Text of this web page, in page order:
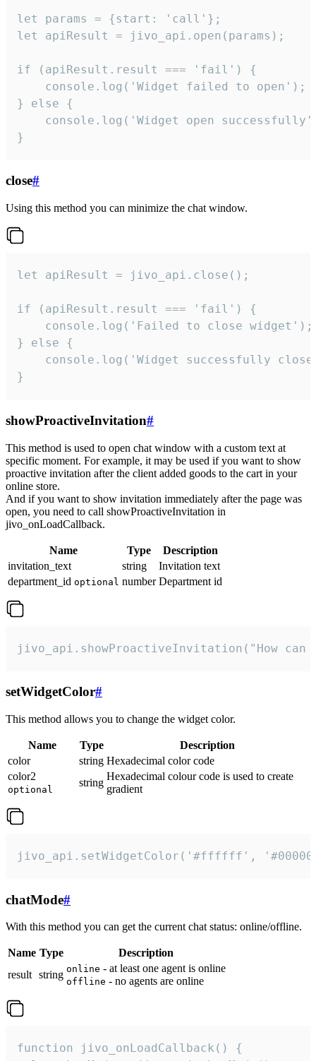
let params = {start: 'call'};
let apiResult = jivo_api.open(params);
if (apiResult.result === 'fail') {
    console.log('Widget failed to open');
} else {
console.log('Widget open
}
close#
Using this method you can minimize the chat window.
let apiResult = jivo_api.close();
if (apiResult.result === 'fail') {
    console.log('Failed to close widget');
} else {
console.log('Widget successfully
}
showProactiveInvitation#
This method is used to open chat window with a custom text at
specific moment. For example, it may be used if you want to show
proactive invitation after the client added goods to the cart in your
online store.
And if you want to show invitation immediately after the page was
open, you need to call showProactiveInvitation in
jivo_onLoadCallback.
Name Type
Description
invitation_text
string
Invitation text
department_id optional number Department id
jivo_api.showProactiveInvitation("How
setWidgetColor#
This method allows you to change the widget color.
Name Type
Description
color
string Hexadecimal color code
color2
optional
string
Hexadecimal colour code is used to create
gradient
jivo_api.setWidgetColor('#ffffff',
chatMode#
With this method you can get the current chat status: online/offline.
Name Type
Description
result string online - at least one agent is online
offline - no agents are online
function jivo_onLoadCallback() {